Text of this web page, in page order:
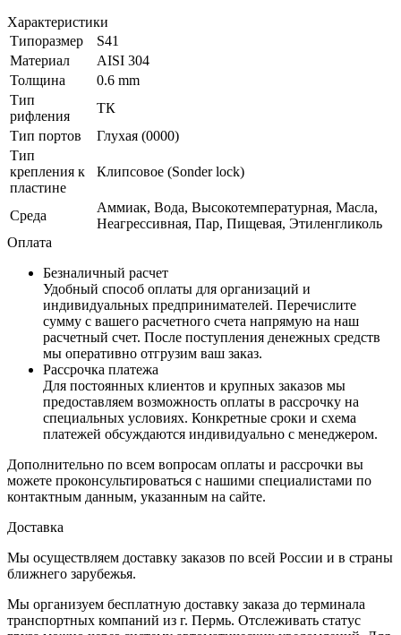
Характеристики
Типоразмер
S41
Материал
AISI 304
Толщина
0.6 mm
Тип
рифления
ТК
Тип портов
Глухая (0000)
Тип
крепления к
пластине
Клипсовое (Sonder lock)
Среда
Аммиак, Вода, Высокотемпературная, Масла,
Неагрессивная, Пар, Пищевая, Этиленгликоль
Оплата
Безналичный расчет
Удобный способ оплаты для организаций и
индивидуальных предпринимателей. Перечислите
сумму с вашего расчетного счета напрямую на наш
расчетный счет. После поступления денежных средств
мы оперативно отгрузим ваш заказ.
Рассрочка платежа
Для постоянных клиентов и крупных заказов мы
предоставляем возможность оплаты в рассрочку на
специальных условиях. Конкретные сроки и схема
платежей обсуждаются индивидуально с менеджером.
Дополнительно по всем вопросам оплаты и рассрочки вы
можете проконсультироваться с нашими специалистами по
контактным данным, указанным на сайте.
Доставка
Мы осуществляем доставку заказов по всей России и в страны
ближнего зарубежья.
Мы организуем бесплатную доставку заказа до терминала
транспортных компаний из г. Пермь. Отслеживать статус